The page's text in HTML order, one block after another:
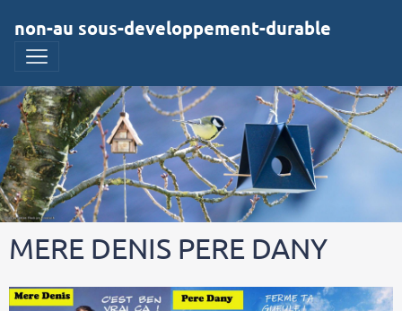
non-au sous-developpement-durable
MERE DENIS PERE DANY